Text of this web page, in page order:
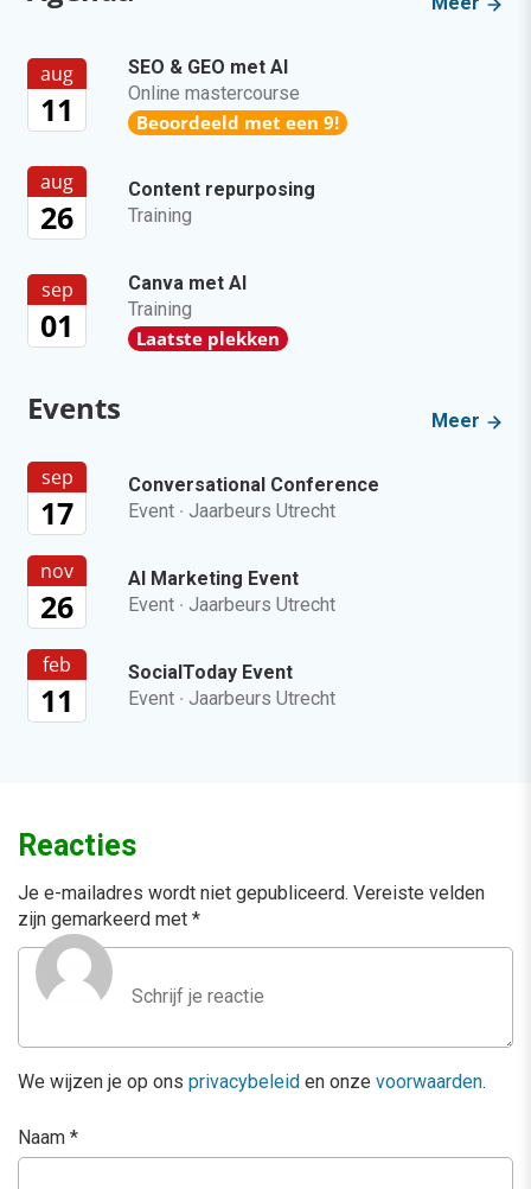
aug
11
SEO & GEO met AI
Online mastercourse
Beoordeeld met een 9!
aug
26
Content repurposing
Training
sep
01
Canva met AI
Training
Laatste plekken
Events Meer
sep
17
Conversational Conference
Event · Jaarbeurs Utrecht
nov
26
AI Marketing Event
Event · Jaarbeurs Utrecht
feb
11
SocialToday Event
Event · Jaarbeurs Utrecht
Reacties
Je e-mailadres wordt niet gepubliceerd. Vereiste velden
zijn gemarkeerd met *
We wijzen je op ons privacybeleid en onze voorwaarden.
Naam *